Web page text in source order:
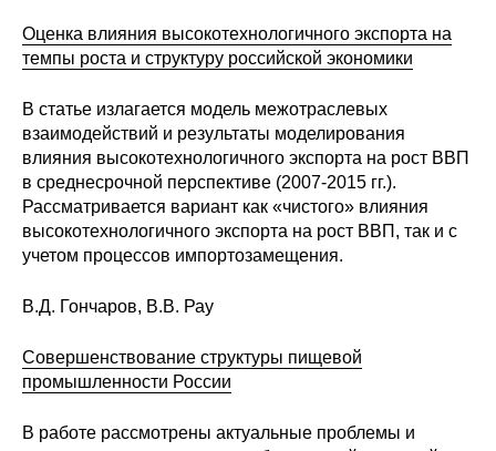
Кафедра МАДИ
Об аспирантуре
Поступление
Обучение
Нормативные документы
Диссертационный совет
Оценка влияния высокотехнологичного экспорта на
темпы роста и структуру российской экономики
В статье излагается модель межотраслевых
взаимодействий и результаты моделирования
влияния высокотехнологичного экспорта на рост ВВП
в среднесрочной перспективе (2007-2015 гг.).
Рассматривается вариант как «чистого» влияния
высокотехнологичного экспорта на рост ВВП, так и с
учетом процессов импортозамещения.
В.Д. Гончаров, В.В. Рау
Совершенствование структуры пищевой
промышленности России
В работе рассмотрены актуальные проблемы и